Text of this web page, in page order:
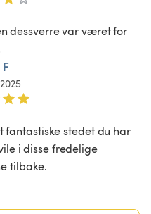
dessverre var været for
fantastiske stedet du har
i disse fredelige
tilbake.